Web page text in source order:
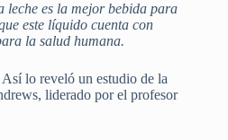
leche es la mejor bebida para
este líquido cuenta con
la salud humana.
lo reveló un estudio de la
liderado por el profesor